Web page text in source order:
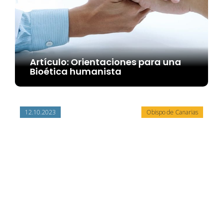
Artículo: Orientaciones para una
Bioética humanista
12.10.2023 Obispo de Canarias